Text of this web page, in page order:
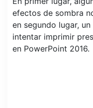
efectos de sombra
en segundo lugar,
intentar imprimir
en PowerPoint 2016.